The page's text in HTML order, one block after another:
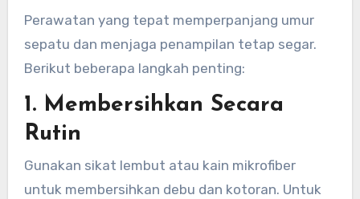
Perawatan yang tepat memperpanjang umur
sepatu dan menjaga penampilan tetap segar.
Berikut beberapa langkah penting:
1. Membersihkan Secara
Rutin
Gunakan sikat lembut atau kain mikrofiber
untuk membersihkan debu dan kotoran. Untuk